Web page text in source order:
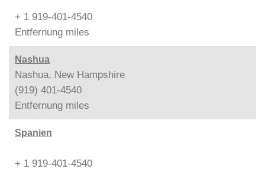
+ 1 919-401-4540
Entfernung miles
Nashua
Nashua, New Hampshire
(919) 401-4540
Entfernung miles
Spanien
+ 1 919-401-4540